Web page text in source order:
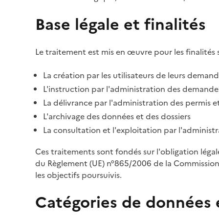
Base légale et finalités
Le traitement est mis en œuvre pour les finalités
La création par les utilisateurs de leurs
L'instruction par l'administration des
La délivrance par l'administration des permis
L'archivage des données et des dossiers
La consultation et l'exploitation par
Ces traitements sont fondés sur l'obligation
du Règlement (UE) n°865/2006 de la
les objectifs poursuivis.
Catégories de données